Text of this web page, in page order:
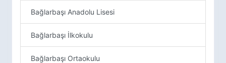
Bağlarbaşı Anadolu Lisesi
Bağlarbaşı İlkokulu
Bağlarbaşı Ortaokulu